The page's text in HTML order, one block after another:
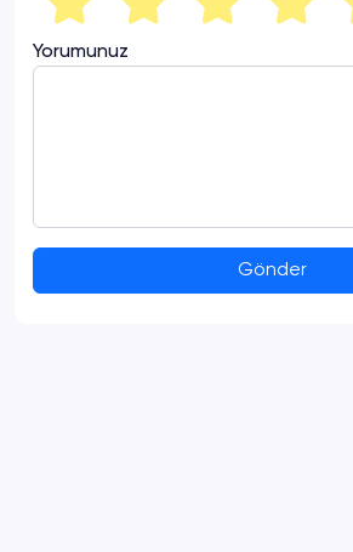
Yorumunuz
Gönder